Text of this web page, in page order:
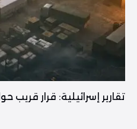
تقارير إسرائيلية: قرار قريب